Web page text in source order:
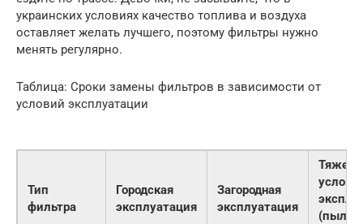
украинских условиях качество топлива и воздуха
оставляет желать лучшего, поэтому фильтры нужно
менять регулярно.
Таблица: Сроки замены фильтров в зависимости от
условий эксплуатации
Тип
фильтра
Городская
эксплуатация
Загородная
эксплуатация
(пыль,